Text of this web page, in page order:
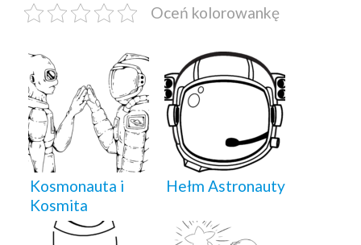
Oceń kolorowankę
Kosmonauta i
Kosmita
Hełm Astronauty